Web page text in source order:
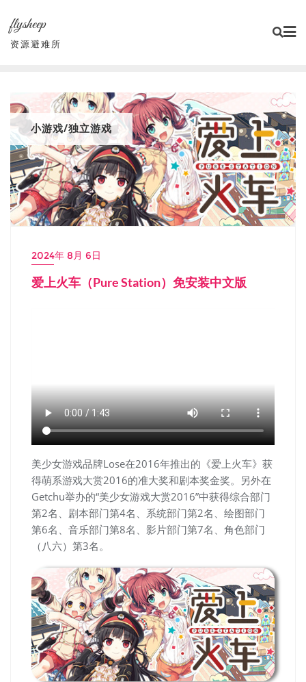
content
flysheep
资源避难所
小游戏/独立游戏
2024年 8月 6日
爱上火车（Pure Station）免安装中文版
美少女游戏品牌Lose在2016年推出的《爱上火车》获
得萌系游戏大赏2016的准大奖和剧本奖金奖。另外在
Getchu举办的“美少女游戏大赏2016”中获得综合部门
第2名、剧本部门第4名、系统部门第2名、绘图部门
第6名、音乐部门第8名、影片部门第7名、角色部门
（八六）第3名。